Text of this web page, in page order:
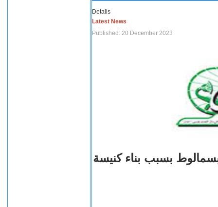
Details
Latest News
Published: 20 December 2023
بسبب بناء كنيسة